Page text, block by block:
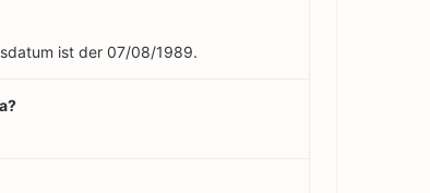
ist der 07/08/1989.